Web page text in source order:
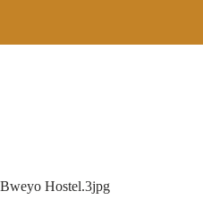
Bweyo Hostel.3jpg